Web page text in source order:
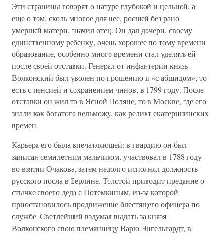
Эти страницы говорят о натуре глубокой и цельной, а
еще о том, сколь многое для нее, росшей без рано
умершей матери, значил отец. Он дал дочери, своему
единственному ребенку, очень хорошее по тому времени
образование, особенно много времени стал уделять ей
после своей отставки. Генерал от инфантерии князь
Волконский был уволен по прошению и «с абшидом», то
есть с пенсией и сохранением чинов, в 1799 году. После
отставки он жил то в Ясной Поляне, то в Москве, где его
знали как богатого вельможу, как реликт екатерининских
времен.
Карьера его была впечатляющей: в гвардию он был
записан семилетним мальчиком, участвовал в 1788 году
во взятии Очакова, затем недолго исполнял должность
русского посла в Берлине. Толстой приводит предание о
стычке своего деда с Потемкиным, из-за которой
приостановилось продвижение блестящего офицера по
службе. Светлейший вздумал выдать за князя
Волконского свою племянницу Варю Энгельгардт, в